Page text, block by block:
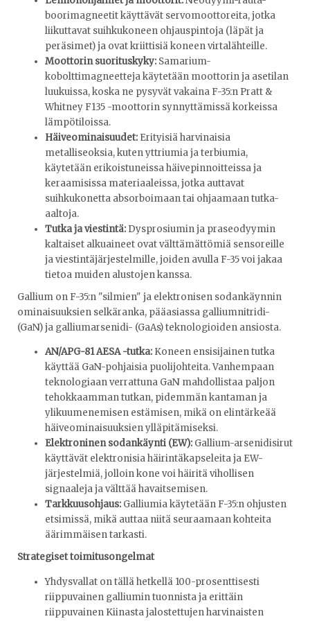
boorimagneetit käyttävät servomoottoreita, jotka
liikuttavat suihkukoneen ohjauspintoja (läpät ja
peräsimet) ja ovat kriittisiä koneen virtalähteille.
Moottorin suorituskyky: Samarium-
kobolttimagneetteja käytetään moottorin ja asetilan
luukuissa, koska ne pysyvät vakaina F-35:n Pratt &
Whitney F135 -moottorin synnyttämissä korkeissa
lämpötiloissa.
Häiveominaisuudet: Erityisiä harvinaisia ​​
metalliseoksia, kuten yttriumia ja terbiumia,
käytetään erikoistuneissa häivepinnoitteissa ja
keraamisissa materiaaleissa, jotka auttavat
suihkukonetta absorboimaan tai ohjaamaan tutka-
aaltoja.
Tutka ja viestintä: Dysprosiumin ja praseodyymin
kaltaiset alkuaineet ovat välttämättömiä sensoreille
ja viestintäjärjestelmille, joiden avulla F-35 voi jakaa
tietoa muiden alustojen kanssa.
Gallium on F-35:n "silmien" ja elektronisen sodankäynnin
ominaisuuksien selkäranka, pääasiassa galliumnitridi-
(GaN) ja galliumarsenidi- (GaAs) teknologioiden ansiosta.
AN/APG-81 AESA -tutka: Koneen ensisijainen tutka
käyttää GaN-pohjaisia ​​puolijohteita. Vanhempaan
teknologiaan verrattuna GaN mahdollistaa paljon
tehokkaamman tutkan, pidemmän kantaman ja
ylikuumenemisen estämisen, mikä on elintärkeää
häiveominaisuuksien ylläpitämiseksi.
Elektroninen sodankäynti (EW): Gallium-arsenidisirut
käyttävät elektronisia häirintäkapseleita ja EW-
järjestelmiä, jolloin kone voi häiritä vihollisen
signaaleja ja välttää havaitsemisen.
Tarkkuusohjaus: Galliumia käytetään F-35:n ohjusten
etsimissä, mikä auttaa niitä seuraamaan kohteita
äärimmäisen tarkasti.
Strategiset toimitusongelmat
Yhdysvallat on tällä hetkellä 100-prosenttisesti
riippuvainen galliumin tuonnista ja erittäin
riippuvainen Kiinasta jalostettujen harvinaisten